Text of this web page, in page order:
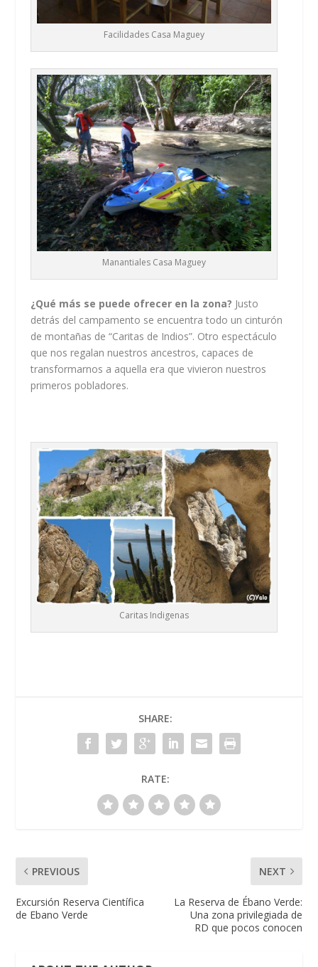
Facilidades Casa Maguey
Manantiales Casa Maguey
¿Qué más se puede ofrecer en la zona? Justo
detrás del campamento se encuentra todo un cinturón
de montañas de “Caritas de Indios”. Otro espectáculo
que nos regalan nuestros ancestros, capaces de
transformarnos a aquella era que vivieron nuestros
primeros pobladores.
Caritas Indigenas
SHARE:
RATE:
PREVIOUS
Excursión Reserva Científica
de Ebano Verde
NEXT
La Reserva de Ébano Verde:
Una zona privilegiada de
RD que pocos conocen